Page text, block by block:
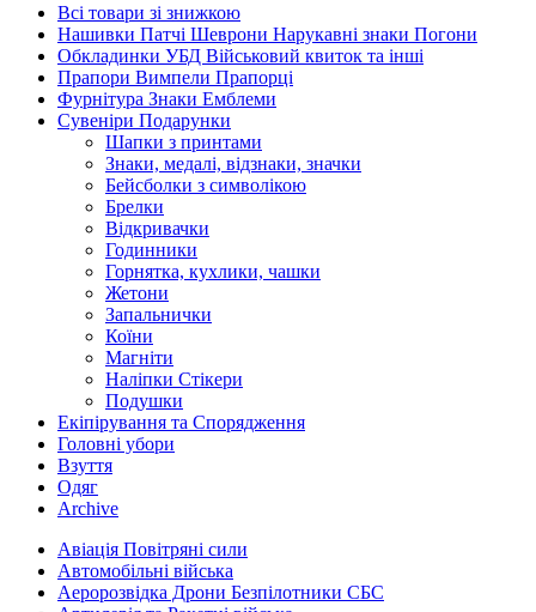
Всі товари зі знижкою
Нашивки Патчі Шеврони Нарукавні знаки Погони
Обкладинки УБД Військовий квиток та інші
Прапори Вимпели Прапорці
Фурнітура Знаки Емблеми
Сувеніри Подарунки
Шапки з принтами
Знаки, медалі, відзнаки, значки
Бейсболки з символікою
Брелки
Відкривачки
Годинники
Горнятка, кухлики, чашки
Жетони
Запальнички
Коїни
Магніти
Наліпки Стікери
Подушки
Екіпірування та Спорядження
Головні убори
Взуття
Одяг
Archive
Авіація Повітряні сили
Автомобільні війська
Аеророзвідка Дрони Безпілотники СБС